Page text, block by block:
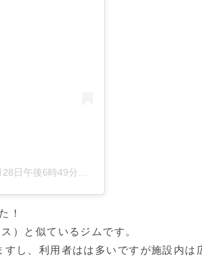
日午後6時49分PST
！
）と似ているジムです。
し、利用者はは多いですが施設内は